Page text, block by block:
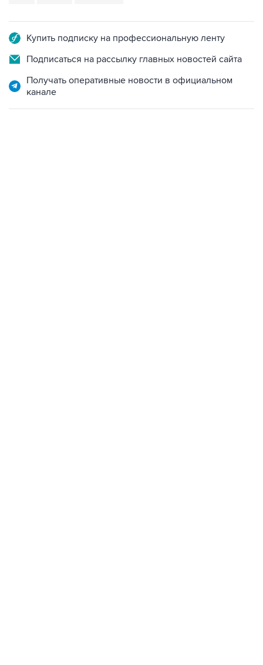
Купить подписку на профессиональную ленту
Подписаться на рассылку главных новостей сайта
Получать оперативные новости в официальном
канале